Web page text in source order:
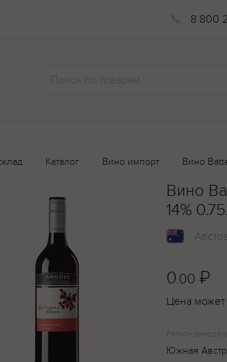
8 800
Каталог Вино импорт Вино
Вино
14%
0.00 ₽
Цена может
Регион
Южная